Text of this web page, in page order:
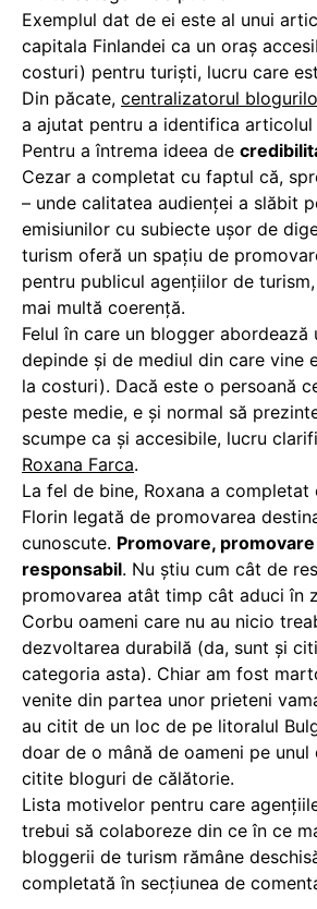
Exemplul dat de ei este al unui
capitala Finlandei ca un oraș
costuri) pentru turiști, lucru care
Din păcate, centralizatorul
a ajutat pentru a identifica articolul
Pentru a întrema ideea de
Cezar a completat cu faptul că,
– unde calitatea audienței a slăbit
emisiunilor cu subiecte ușor de
turism oferă un spațiu de
pentru publicul agențiilor de
mai multă coerență.
Felul în care un blogger abordează
depinde și de mediul din care vine
la costuri). Dacă este o persoană
peste medie, e și normal să
scumpe ca și accesibile, lucru
Roxana Farca.
La fel de bine, Roxana a completat
Florin legată de promovarea
cunoscute. Promovare,
responsabil. Nu știu cum cât de
promovarea atât timp cât aduci în
Corbu oameni care nu au nicio
dezvoltarea durabilă (da, sunt și
categoria asta). Chiar am fost
venite din partea unor prieteni
au citit de un loc de pe litoralul
doar de o mână de oameni pe unul
citite bloguri de călătorie.
Lista motivelor pentru care
trebui să colaboreze din ce în ce
bloggerii de turism rămâne
completată în secțiunea de